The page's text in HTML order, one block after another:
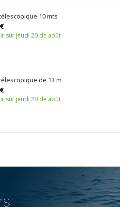
10 mts
sur jeudi 20 de août
de 13 m
sur jeudi 20 de août